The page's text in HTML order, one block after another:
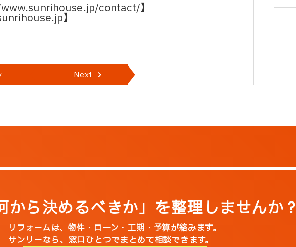
contact/】
】
Next
から決めるべきか」を整理しませんか？
リフォームは、物件・ローン・工期・予算が絡みます。
サンリーなら、窓口ひとつでまとめて相談できます。